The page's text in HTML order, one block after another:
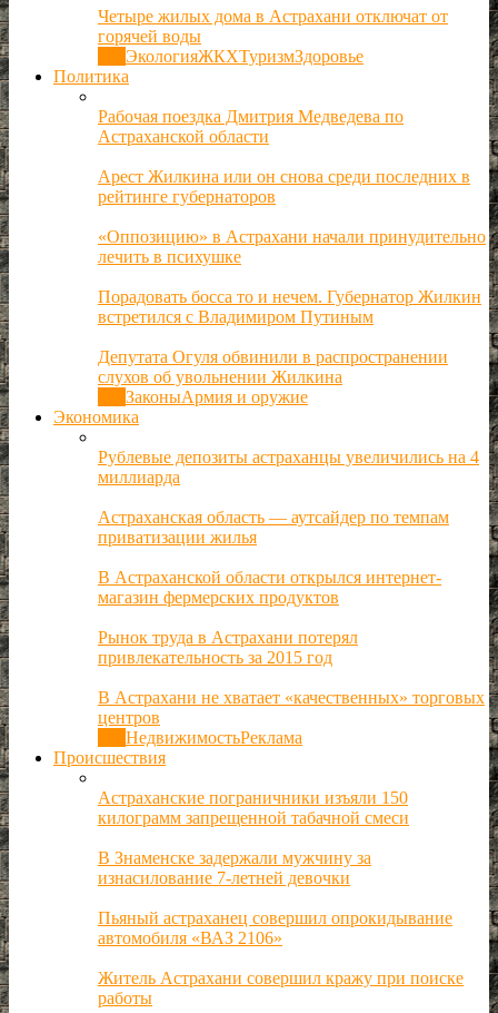
Четыре жилых дома в Астрахани отключат от
горячей воды
ЭкологияЖКХТуризмЗдоровье
Политика
Рабочая поездка Дмитрия Медведева по
Астраханской области
Арест Жилкина или он снова среди последних в
рейтинге губернаторов
«Оппозицию» в Астрахани начали принудительно
лечить в психушке
Порадовать босса то и нечем. Губернатор Жилкин
встретился с Владимиром Путиным
Депутата Огуля обвинили в распространении
слухов об увольнении Жилкина
ЗаконыАрмия и оружие
Экономика
Рублевые депозиты астраханцы увеличились на 4
миллиарда
Астраханская область — аутсайдер по темпам
приватизации жилья
В Астраханской области открылся интернет-
магазин фермерских продуктов
Рынок труда в Астрахани потерял
привлекательность за 2015 год
В Астрахани не хватает «качественных» торговых
центров
НедвижимостьРеклама
Происшествия
Астраханские пограничники изъяли 150
килограмм запрещенной табачной смеси
В Знаменске задержали мужчину за
изнасилование 7-летней девочки
Пьяный астраханец совершил опрокидывание
автомобиля «ВАЗ 2106»
Житель Астрахани совершил кражу при поиске
работы